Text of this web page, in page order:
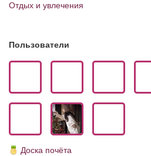
Отдых и увлечения
Пользователи
Доска почёта